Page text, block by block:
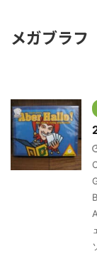
メガブラフ